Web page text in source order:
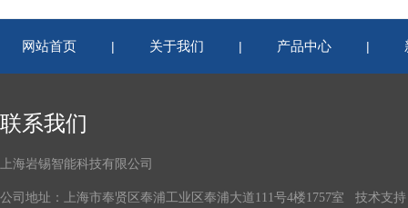
网站首页 | 关于我们 | 产品中心 |
联系我们
上海岩锡智能科技有限公司
公司地址：上海市奉贤区奉浦工业区奉浦大道111号4楼1757室 技术支